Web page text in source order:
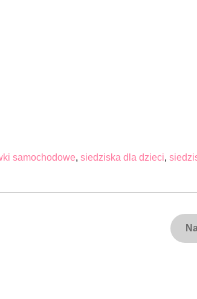
samochodowe, siedziska dla dzieci,